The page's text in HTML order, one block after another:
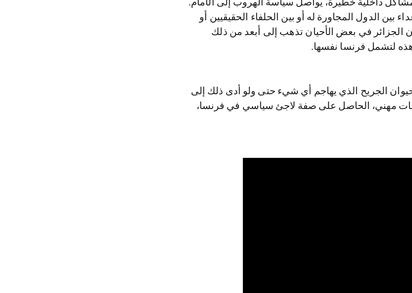
بين الدول المجاورة له أو بين الحلفاء الحقيقيين أو
الجزائر في بعض الأحيان تذهب إلى أبعد من ذلك
لتشمل فرنسا نفسها.
الجريح الذي يهاجم أي شيء حتى ولو أدى ذلك إلى
مهني، الحاصل على صفة لاجئ سياسي في فرنسا،